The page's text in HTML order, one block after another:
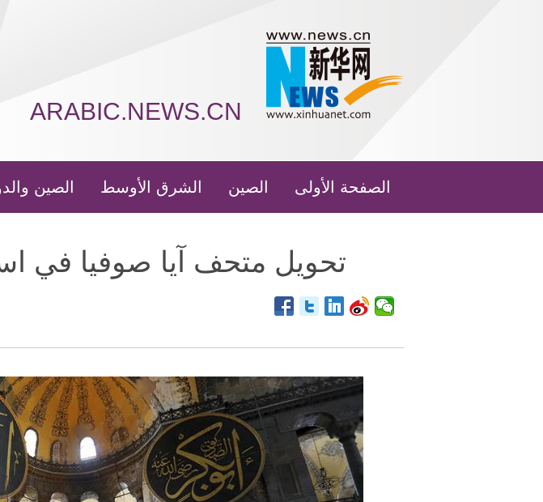
ARABIC.NEWS.CN
الصفحة الأولى الصين الشرق الأوسط الصين
تحويل متحف آيا صوفيا في